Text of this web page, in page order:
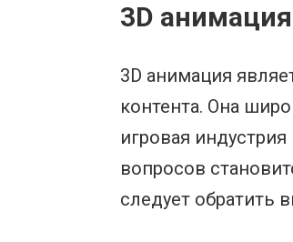
3D
3D анимация
контента. Она
игровая
вопросов
следует обратить